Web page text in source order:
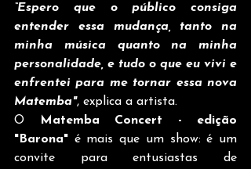
“Espero que o público consiga
entender essa mudança, tanto na
minha música quanto na minha
personalidade, e tudo o que eu vivi e
enfrentei para me tornar essa nova
Matemba", explica a artista.
O
Matemba Concert - edição
"Barona" é mais que um show: é um
convite para entusiastas de